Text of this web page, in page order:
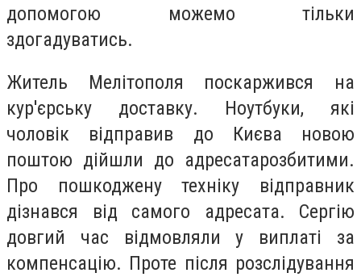
допомогою можемо тільки
здогадуватись.
Житель Мелітополя поскаржився на
кур'єрську доставку. Ноутбуки, які
чоловік відправив до Києва новою
поштою дійшли до адресатарозбитими.
Про пошкоджену техніку відправник
дізнався від самого адресата. Сергію
довгий час відмовляли у виплаті за
компенсацію. Проте після розслідування